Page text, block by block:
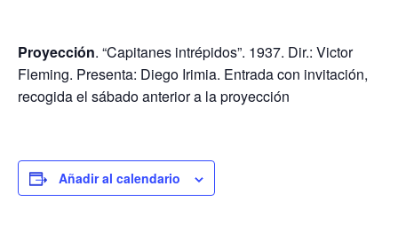
Proyección. “Capitanes intrépidos”. 1937. Dir.: Victor
Fleming. Presenta: Diego Irimia. Entrada con invitación,
recogida el sábado anterior a la proyección
Añadir al calendario